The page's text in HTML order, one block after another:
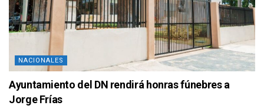
NACIONALES
Ayuntamiento del DN rendirá honras fúnebres a
Jorge Frías